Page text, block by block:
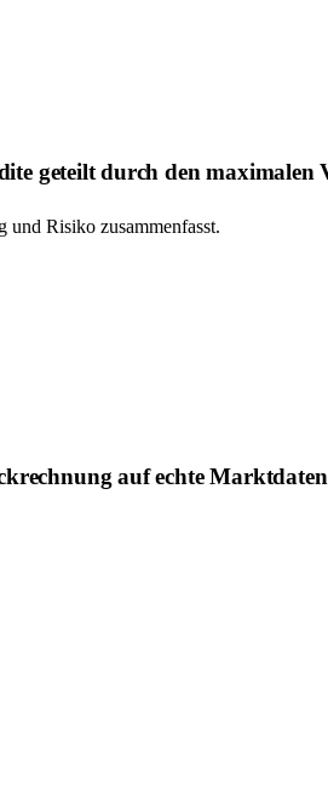
geteilt durch den maximalen
und Risiko zusammenfasst.
auf echte